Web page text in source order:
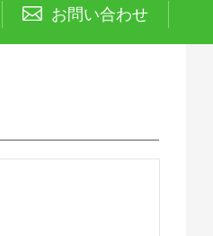
お問い合わせ